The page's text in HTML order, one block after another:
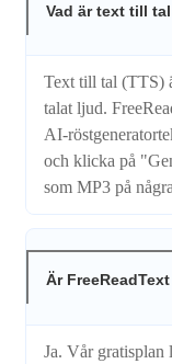
Vad är text till
Text till tal (TTS)
talat ljud.
AI-
och klicka på
som MP3 på
Är
Ja. Vår gratisplan